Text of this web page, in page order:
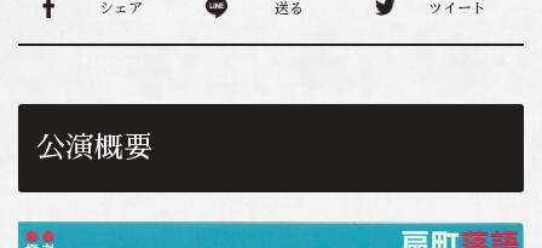
シェア 送る ツイート
公演概要